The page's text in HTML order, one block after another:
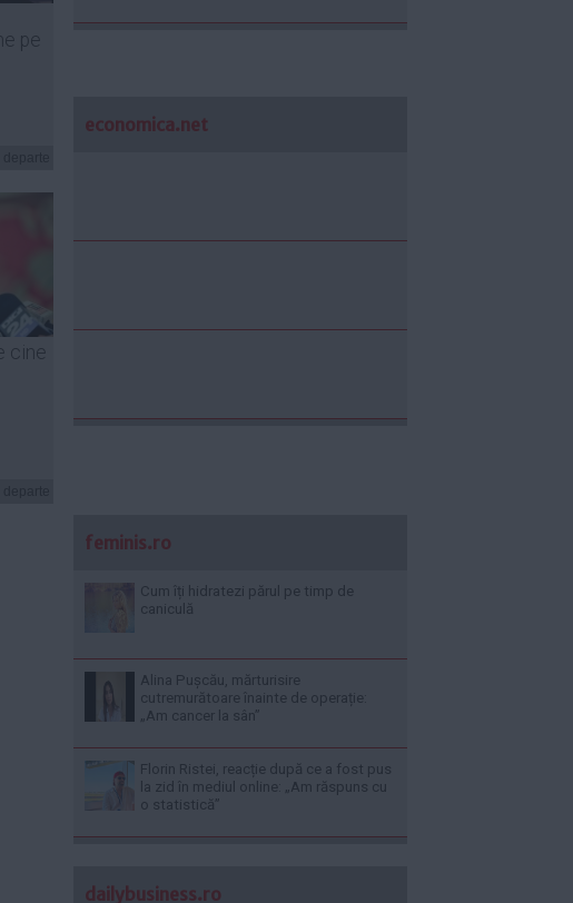
pe
cine
economica.net
feminis.ro
Cum îți hidratezi părul pe timp de
caniculă
Alina Pușcău, mărturisire
cutremurătoare înainte de operație:
„Am cancer la sân”
Florin Ristei, reacție după ce a fost pus
la zid în mediul online: „Am răspuns cu
o statistică”
dailybusiness.ro